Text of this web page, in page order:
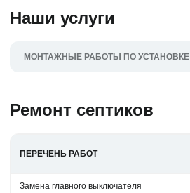
Наши услуги
МОНТАЖНЫЕ РАБОТЫ ПО УСТАНОВКЕ
Ремонт септиков
ПЕРЕЧЕНЬ РАБОТ
Замена главного выключателя